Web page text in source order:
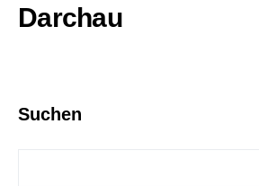
Darchau
Suchen